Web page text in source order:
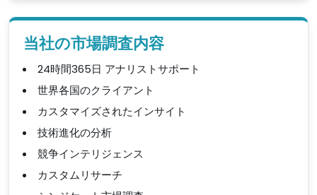
当社の市場調査内容
24時間365日 アナリストサポート
世界各国のクライアント
カスタマイズされたインサイト
技術進化の分析
競争インテリジェンス
カスタムリサーチ